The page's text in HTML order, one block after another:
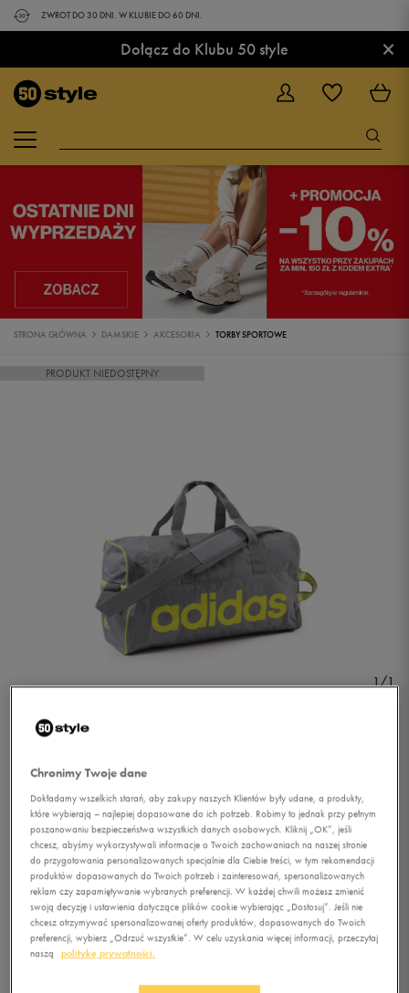
ZWROT DO 30 DNI. W KLUBIE DO 60 DNI.
Dołącz do Klubu 50 style ×
STRONA GŁÓWNA DAMSKIE AKCESORIA TORBY SPORTOWE
PRODUKT NIEDOSTĘPNY
1/1
ADIDAS TORBA LIN PER TB
S VISTA GREY
0.0(0 )
9,99złz Vat
+ 50 PKT WKLUBIE 50 STYLE
Chronimy Twoje dane
Dokładamy wszelkich starań, aby zakupy naszych Klientów były udane, a produkty,
które wybierają – najlepiej dopasowane do ich potrzeb. Robimy to jednak przy pełnym
poszanowaniu bezpieczeństwa wszystkich danych osobowych. Kliknij „OK”, jeśli
chcesz, abyśmy wykorzystywali informacje o Twoich zachowaniach na naszej stronie
do przygotowania personalizowanych specjalnie dla Ciebie treści, w tym rekomendacji
produktów dopasowanych do Twoich potrzeb i zainteresowań, spersonalizowanych
reklam czy zapamiętywanie wybranych preferencji. W każdej chwili możesz zmienić
swoją decyzję i ustawienia dotyczące plików cookie wybierając „Dostosuj”. Jeśli nie
chcesz otrzymywać spersonalizowanej oferty produktów, dopasowanych do Twoich
preferencji, wybierz „Odrzuć wszystkie”. W celu uzyskania więcej informacji, przeczytaj
naszą politykę prywatności.